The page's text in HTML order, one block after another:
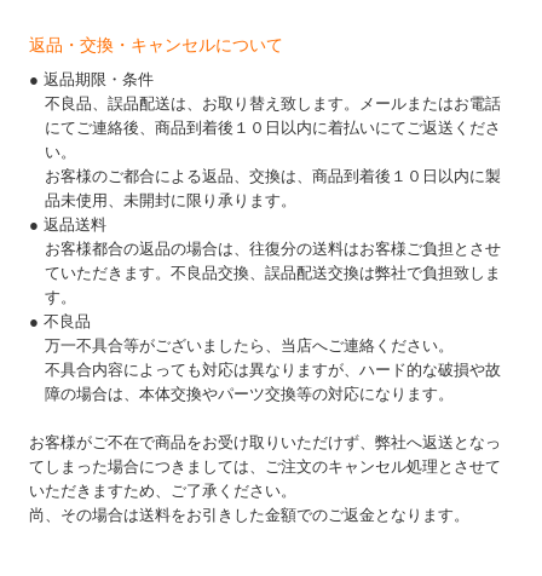
返品・交換・キャンセルについて
● 返品期限・条件
不良品、誤品配送は、お取り替え致します。メールまたはお電話
にてご連絡後、商品到着後１０日以内に着払いにてご返送くださ
い。
お客様のご都合による返品、交換は、商品到着後１０日以内に製
品未使用、未開封に限り承ります。
● 返品送料
お客様都合の返品の場合は、往復分の送料はお客様ご負担とさせ
ていただきます。不良品交換、誤品配送交換は弊社で負担致しま
す。
● 不良品
万一不具合等がございましたら、当店へご連絡ください。
不具合内容によっても対応は異なりますが、ハード的な破損や故
障の場合は、本体交換やパーツ交換等の対応になります。
お客様がご不在で商品をお受け取りいただけず、弊社へ返送となっ
てしまった場合につきましては、ご注文のキャンセル処理とさせて
いただきますため、ご了承ください。
尚、その場合は送料をお引きした金額でのご返金となります。